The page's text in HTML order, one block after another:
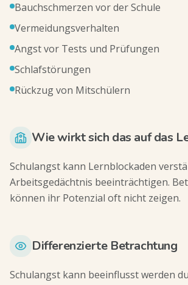
Bauchschmerzen vor der Schule
Vermeidungsverhalten
Angst vor Tests und Prüfungen
Schlafstörungen
Rückzug von Mitschülern
Wie wirkt sich das auf das
Schulangst kann Lernblockaden
Arbeitsgedächtnis beeinträchtigen.
können ihr Potenzial oft nicht zeigen.
Differenzierte Betrachtung
Schulangst kann beeinflusst werden